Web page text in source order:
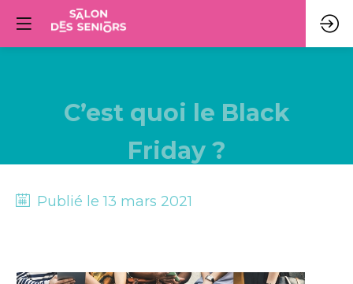
C’est quoi le Black
Friday ?
Publié le13 mars 2021